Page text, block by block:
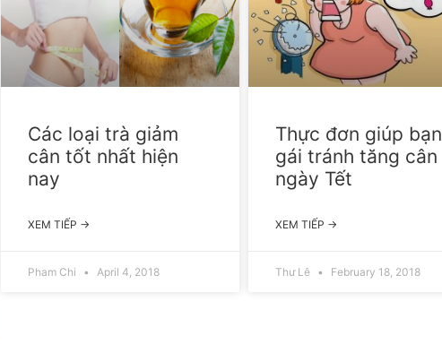
Các loại trà giảm
cân tốt nhất hiện
nay
XEM TIẾP →
Pham Chi April 4, 2018
Thực đơn giúp bạn
gái tránh tăng cân
ngày Tết
XEM TIẾP →
Thư Lê February 18, 2018